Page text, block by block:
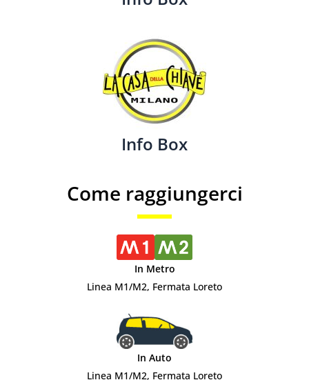
Info Box
Come raggiungerci
In Metro
Linea M1/M2, Fermata Loreto
In Auto
Linea M1/M2, Fermata Loreto